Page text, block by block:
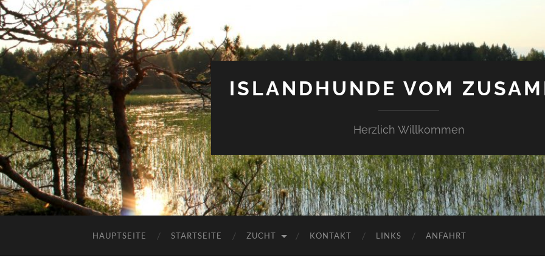
ISLANDHUNDE VOM
Herzlich Willkommen
HAUPTSEITE STARTSEITE ZUCHT KONTAKT LINKS ANFAHRT